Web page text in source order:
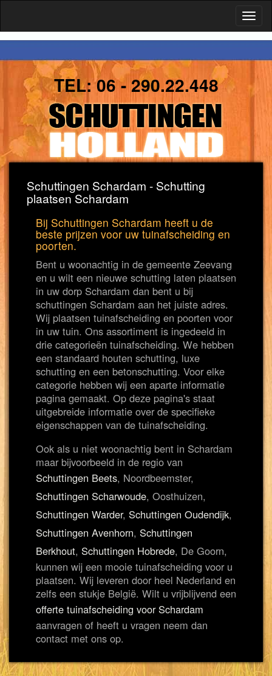
TEL:06 - 290.22.448
Schuttingen Schardam - Schutting
plaatsen Schardam
Bij Schuttingen Schardam heeft u de
beste prijzen voor uw tuinafscheiding en
poorten.
Bent u woonachtig in de gemeente Zeevang
en u wilt een nieuwe schutting laten plaatsen
in uw dorp Schardam dan bent u bij
schuttingen Schardam aan het juiste adres.
Wij plaatsen tuinafscheiding en poorten voor
in uw tuin. Ons assortiment is ingedeeld in
drie categorieën tuinafscheiding. We hebben
een standaard houten schutting, luxe
schutting en een betonschutting. Voor elke
categorie hebben wij een aparte informatie
pagina gemaakt. Op deze pagina's staat
uitgebreide informatie over de specifieke
eigenschappen van de tuinafscheiding.
Ook als u niet woonachtig bent in Schardam
maar bijvoorbeeld in de regio van
Schuttingen Beets, Noordbeemster,
Schuttingen Scharwoude, Oosthuizen,
Schuttingen Warder, Schuttingen Oudendijk,
Schuttingen Avenhorn, Schuttingen
Berkhout, Schuttingen Hobrede, De Goorn,
kunnen wij een mooie tuinafscheiding voor u
plaatsen. Wij leveren door heel Nederland en
zelfs een stukje België. Wilt u vrijblijvend een
offerte tuinafscheiding voor Schardam
aanvragen of heeft u vragen neem dan
contact met ons op.